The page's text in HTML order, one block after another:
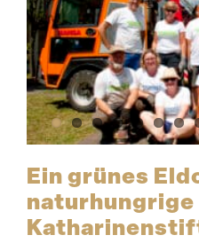
Ein grünes
natur­hungrige